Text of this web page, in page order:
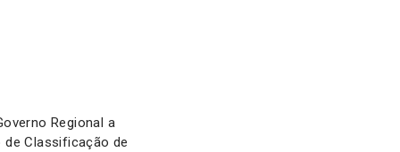
Regional a
Classificação de